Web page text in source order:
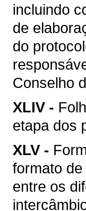
incluindo
de
do
Conselho
XLIV -
etapa dos
XLV -
formato
entre os